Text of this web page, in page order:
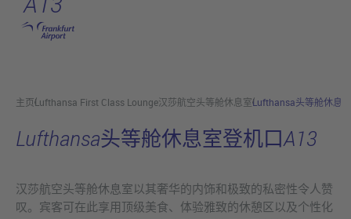
跳转至主页
主页Lufthansa First Class Lounge汉莎航空头等舱休息室Lufthansa头等舱休息
Lufthansa头等舱休息室登机口A13
汉莎航空头等舱休息室以其奢华的内饰和极致的私密性令人赞
叹。宾客可在此享用顶级美食、体验雅致的休憩区以及个性化